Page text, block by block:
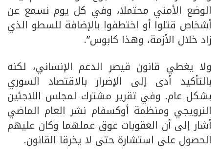
الوضع الأمني محتملا، وفي كل يوم نسمع عن
أشخاص قتلوا أو اختطفوا بالإضافة للسطو الذي
زاد خلال الأزمة، وهذا كابوس”.
ولا يغطي قانون قيصر الدعم الإنساني، لكنه
بالتأكيد أدى إلى الإضرار بالاقتصاد السوري
بشكل عام. وفي تقرير مشترك لمجلس اللاجئين
النرويجي ومنظمة أوكسفام نشر العام الماضي
أشار إلى أن العقوبات عوق عملهما وكان عليهم
الحصول على استشارة حتى لا يخرقا القانون.